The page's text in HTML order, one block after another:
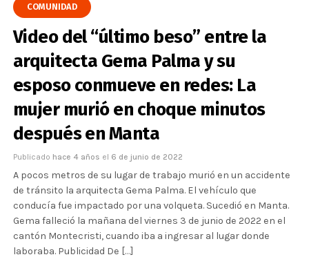
COMUNIDAD
Video del “último beso” entre la
arquitecta Gema Palma y su
esposo conmueve en redes: La
mujer murió en choque minutos
después en Manta
Publicado hace 4 años el 6 de junio de 2022
A pocos metros de su lugar de trabajo murió en un accidente
de tránsito la arquitecta Gema Palma. El vehículo que
conducía fue impactado por una volqueta. Sucedió en Manta.
Gema falleció la mañana del viernes 3 de junio de 2022 en el
cantón Montecristi, cuando iba a ingresar al lugar donde
laboraba. Publicidad De […]